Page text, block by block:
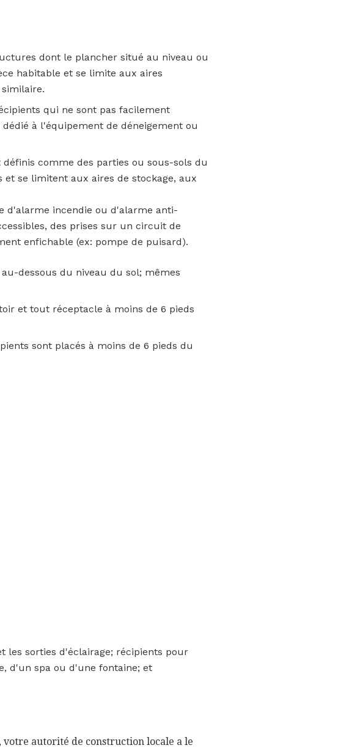
dont le plancher situé au niveau ou
habitable et se limite aux aires
qui ne sont pas facilement
à l'équipement de déneigement ou
comme des parties ou sous-sols du
et se limitent aux aires de stockage, aux
d'alarme incendie ou d'alarme anti-
des prises sur un circuit de
enfichable (ex: pompe de puisard).
dessous du niveau du sol; mêmes
et tout réceptacle à moins de 6 pieds
sont placés à moins de 6 pieds du
les sorties d'éclairage; récipients pour
d'un spa ou d'une fontaine; et
autorité de construction locale a le